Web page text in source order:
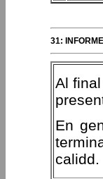
31:
Al
En
calidd.